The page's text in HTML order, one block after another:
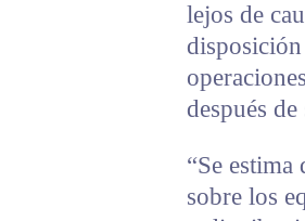
lejos de
disposición
después
“Se
sobre los